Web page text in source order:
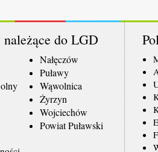
należące do LGD
Nałęczów
Puławy
Wąwolnica
Żyrzyn
Wojciechów
Powiat Puławski